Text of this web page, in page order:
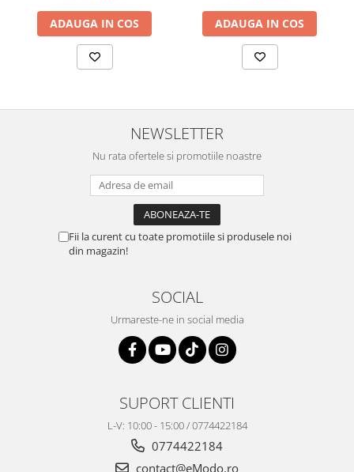
ADAUGA IN COS ADAUGA IN COS
NEWSLETTER
Nu rata ofertele si promotiile noastre
Fii la curent cu toate promotiile si produsele noi
din magazin!
SOCIAL
Urmareste-ne in social media
SUPORT CLIENTI
L-V: 10:00 - 15:00 / 0774422184
0774422184
contact@eModo.ro